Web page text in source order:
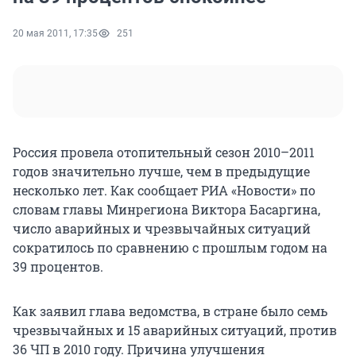
20 мая 2011, 17:35 251
Россия провела отопительный сезон 2010–2011
годов значительно лучше, чем в предыдущие
несколько лет. Как сообщает РИА «Новости» по
словам главы Минрегиона Виктора Басаргина,
число аварийных и чрезвычайных ситуаций
сократилось по сравнению с прошлым годом на
39 процентов.
Как заявил глава ведомства, в стране было семь
чрезвычайных и 15 аварийных ситуаций, против
36 ЧП в 2010 году. Причина улучшения